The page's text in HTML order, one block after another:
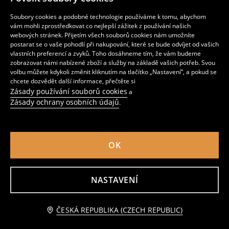
Soubory cookies a podobné technologie používáme k tomu, abychom
vám mohli zprostředkovat co nejlepší zážitek z používání našich
webových stránek. Přijetím všech souborů cookies nám umožníte
postarat se o vaše pohodlí při nakupování, které se bude odvíjet od vašich
vlastních preferencí a zvyků. Toho dosáhneme tím, že vám budeme
zobrazovat námi nabízené zboží a služby na základě vašich potřeb. Svou
volbu můžete kdykoli změnit kliknutím na tlačítko „Nastavení“, a pokud se
chcete dozvědět další informace, přečtěte si
Zásady používání souborů cookies a
Zásady ochrany osobních údajů.
NASTAVENÍ
OK
ČESKÁ REPUBLIKA (CZECH REPUBLIC)
99 CZK 179 CZK
-20% levnější s kódem OMNI20MORE
-20% levnější s kódem OMNI20MORE
POUZE ONLINE
-56%
recenze (14)
-20% levnější s kódem OMNI20MORE
-69%
recenze (10)
-20% levnější s kódem OMNI20MORE